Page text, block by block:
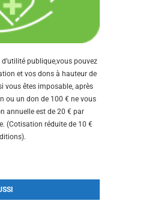
publique,vous pouvez
et vos dons à hauteur de
vous êtes imposable, après
ou un don de 100 € ne vous
annuelle est de 20 € par
(Cotisation réduite de 10 €